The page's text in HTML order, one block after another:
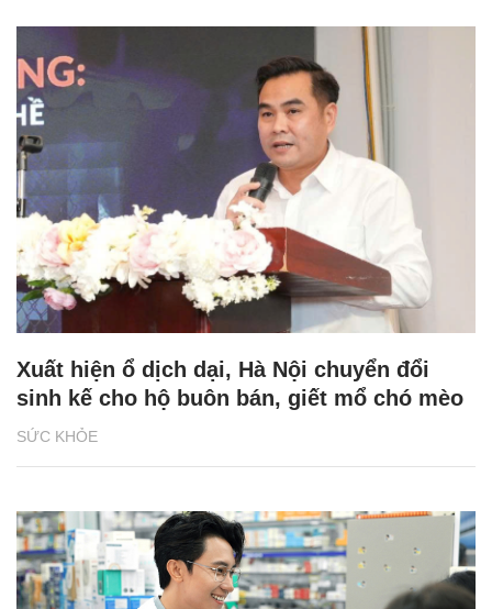
SỨC KHỎE
Xuất hiện ổ dịch dại, Hà Nội chuyển đổi
sinh kế cho hộ buôn bán, giết mổ chó mèo